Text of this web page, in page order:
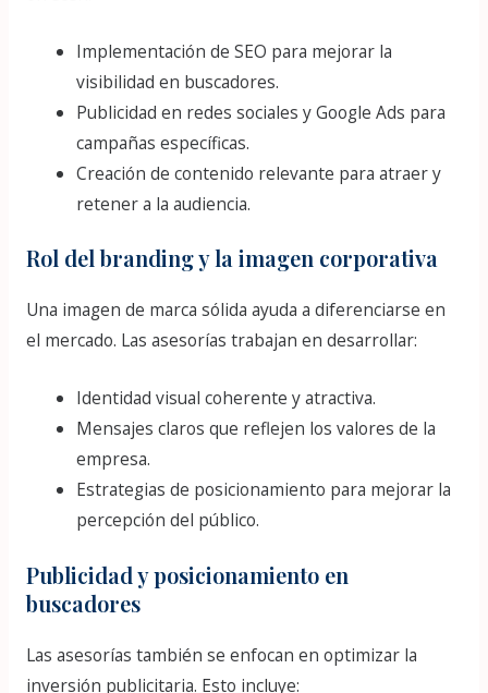
Implementación de SEO para mejorar la
visibilidad en buscadores.
Publicidad en redes sociales y Google Ads para
campañas específicas.
Creación de contenido relevante para atraer y
retener a la audiencia.
Rol del branding y la imagen corporativa
Una imagen de marca sólida ayuda a diferenciarse en
el mercado. Las asesorías trabajan en desarrollar:
Identidad visual coherente y atractiva.
Mensajes claros que reflejen los valores de la
empresa.
Estrategias de posicionamiento para mejorar la
percepción del público.
Publicidad y posicionamiento en
buscadores
Las asesorías también se enfocan en optimizar la
inversión publicitaria. Esto incluye: